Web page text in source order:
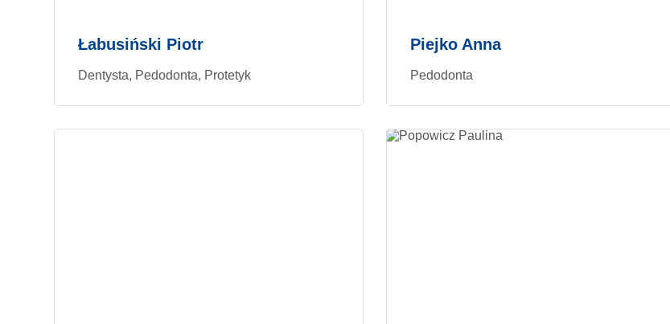
Łabusiński Piotr
Dentysta, Pedodonta, Protetyk
Piejko Anna
Pedodonta